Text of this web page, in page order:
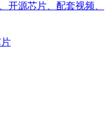
开源芯片、配套视频、